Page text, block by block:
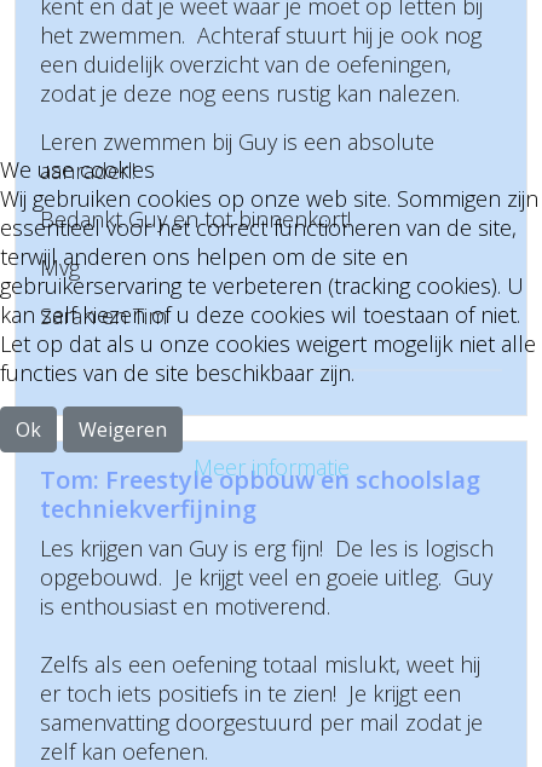
kent en dat je weet waar je moet op letten bij
het zwemmen. Achteraf stuurt hij je ook nog
een duidelijk overzicht van de oefeningen,
zodat je deze nog eens rustig kan nalezen.
Leren zwemmen bij Guy is een absolute
aanrader!!
Bedankt Guy en tot binnenkort!
Mvg
Sarah en Tim
Tom: Freestyle opbouw en schoolslag
techniekverfijning
Les krijgen van Guy is erg fijn! De les is logisch
opgebouwd. Je krijgt veel en goeie uitleg. Guy
is enthousiast en motiverend.
Zelfs als een oefening totaal mislukt, weet hij
er toch iets positiefs in te zien! Je krijgt een
samenvatting doorgestuurd per mail zodat je
zelf kan oefenen.
We use cookies
Wij gebruiken cookies op onze web site. Sommigen zijn
essentieel voor het correct functioneren van de site,
terwijl anderen ons helpen om de site en
gebruikerservaring te verbeteren (tracking cookies). U
kan zelf kiezen of u deze cookies wil toestaan of niet.
Let op dat als u onze cookies weigert mogelijk niet alle
functies van de site beschikbaar zijn.
Ok Weigeren
Meer informatie